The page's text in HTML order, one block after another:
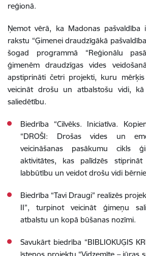
reģionā.
Ņemot vērā, ka Madonas pašvaldība
rakstu “Ģimenei draudzīgākā
šogad programmā “Reģionālu
ģimenēm draudzīgas vides
apstiprināti četri projekti, kuru
veicināt drošu un atbalstošu vidi,
saliedētību.
Biedrība “Cilvēks. Iniciatīva.
“DROŠI: Drošas vides un
veicināšanas pasākumu cikls
aktivitātes, kas palīdzēs
labbūtību un veidot drošu vidi
Biedrība “Tavi Draugi” realizēs
II”, turpinot veicināt ģimeņu
atbalstu un kopā būšanas nozīmi.
Savukārt biedrība “BIBLIOKUĢIS
īstenos projektu “Vidzemīte – jūras